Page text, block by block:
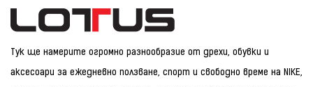
Тук ще намерите огромно разнообразие от дрехи, обувки и
аксесоари за ежедневно ползване, спорт и свободно време на NIKE,